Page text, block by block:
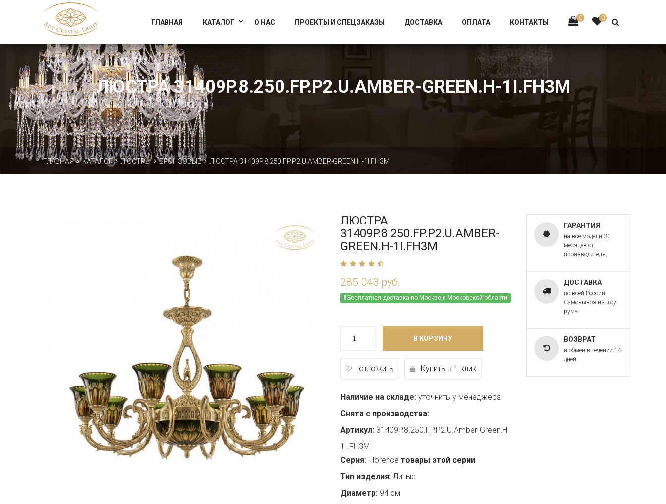
Официальный магазин фабрики Art Crystal Light
0 0
ГЛАВНАЯ КАТАЛОГ О НАС ПРОЕКТЫ И СПЕЦЗАКАЗЫ ДОСТАВКА ОПЛАТА КОНТАКТЫ
ЛЮСТРА 31409P.8.250.FP.P2.U.AMBER-GREEN.H-1I.FH3M
ГЛАВНАЯ КАТАЛОГ ЛЮСТРЫ БРОНЗОВЫЕ ЛЮСТРА 31409P.8.250.FP.P2.U.AMBER-GREEN.H-1I.FH3M
ЛЮСТРА
31409P.8.250.FP.P2.U.AMBER-
GREEN.H-1I.FH3M
285 043 руб.
Бесплатная доставка по Москве и Московской области
В КОРЗИНУ
отложить Купить в 1 клик
Наличие на складе: уточнить у менеджера
Снята с производства:
Артикул: 31409P.8.250.FP.P2.U.Amber-Green.H-
1I.FH3M
Серия: Florence товары этой серии
Тип изделия: Литые
Диаметр: 94 см
ГАРАНТИЯ
на все модели 30
месяцев от
производителя
ДОСТАВКА
по всей России.
Самовывоз из шоу-
рума
ВОЗВРАТ
и обмен в течении 14
дней